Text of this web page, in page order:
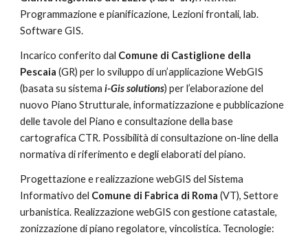
Programmazione e pianificazione, Lezioni frontali, lab.
Software GIS.
Incarico conferito dal Comune di Castiglione della
Pescaia (GR) per lo sviluppo di un’applicazione WebGIS
(basata su sistema i-Gis solutions) per l’elaborazione del
nuovo Piano Strutturale, informatizzazione e pubblicazione
delle tavole del Piano e consultazione della base
cartografica CTR. Possibilità di consultazione on-line della
normativa di riferimento e degli elaborati del piano.
Progettazione e realizzazione webGIS del Sistema
Informativo del Comune di Fabrica di Roma (VT), Settore
urbanistica. Realizzazione webGIS con gestione catastale,
zonizzazione di piano regolatore, vincolistica. Tecnologie: